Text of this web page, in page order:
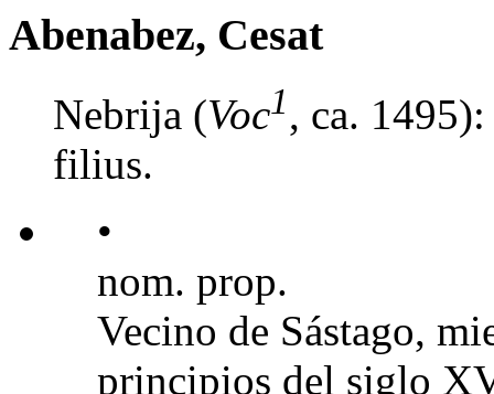
Abenabez, Cesat
Nebrija (Voc1, ca.
filius.
•
nom. prop.
Vecino de Sástago,
principios del siglo